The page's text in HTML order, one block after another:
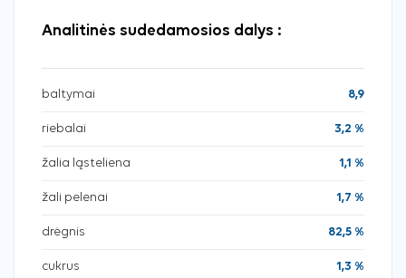
Analitinės sudedamosios dalys :
baltymai 8,9
riebalai 3,2 %
žalia ląsteliena 1,1 %
žali pelenai 1,7 %
drėgnis 82,5 %
cukrus 1,3 %